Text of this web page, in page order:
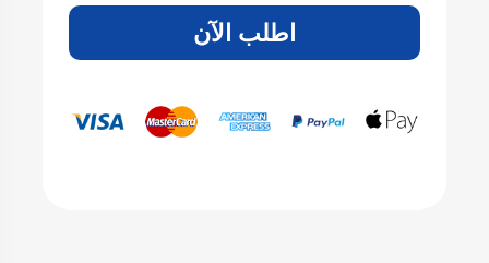
اطلب الآن